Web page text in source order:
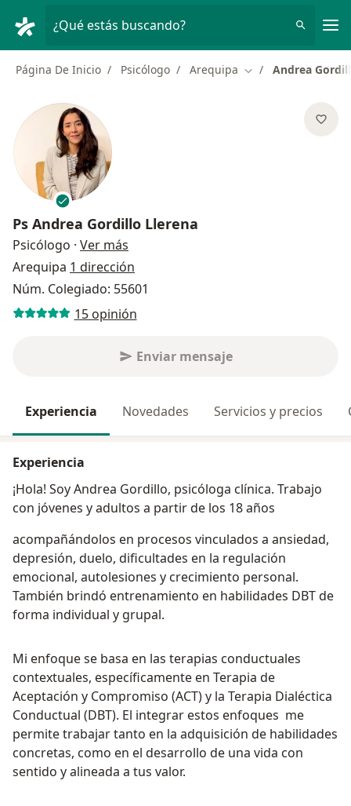
¿Qué estás buscando?
Página De Inicio Psicólogo Arequipa Cambiar de ciudad
Andrea
Ps Andrea Gordillo Llerena
Psicólogo · Ver más
Arequipa 1 dirección
Núm. Colegiado: 55601
15 opinión
Enviar mensaje
Experiencia Novedades Servicios y precios
Experiencia
¡Hola! Soy Andrea Gordillo, psicóloga clínica. Trabajo
con jóvenes y adultos a partir de los 18 años
acompañándolos en procesos vinculados a ansiedad,
depresión, duelo, dificultades en la regulación
emocional, autolesiones y crecimiento personal.
También brindó entrenamiento en habilidades DBT de
forma individual y grupal.
Mi enfoque se basa en las terapias conductuales
contextuales, específicamente en Terapia de
Aceptación y Compromiso (ACT) y la Terapia Dialéctica
Conductual (DBT). El integrar estos enfoques me
permite trabajar tanto en la adquisición de habilidades
concretas, como en el desarrollo de una vida con
sentido y alineada a tus valor.